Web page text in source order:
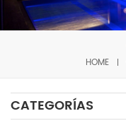
HOME
CATEGORÍAS